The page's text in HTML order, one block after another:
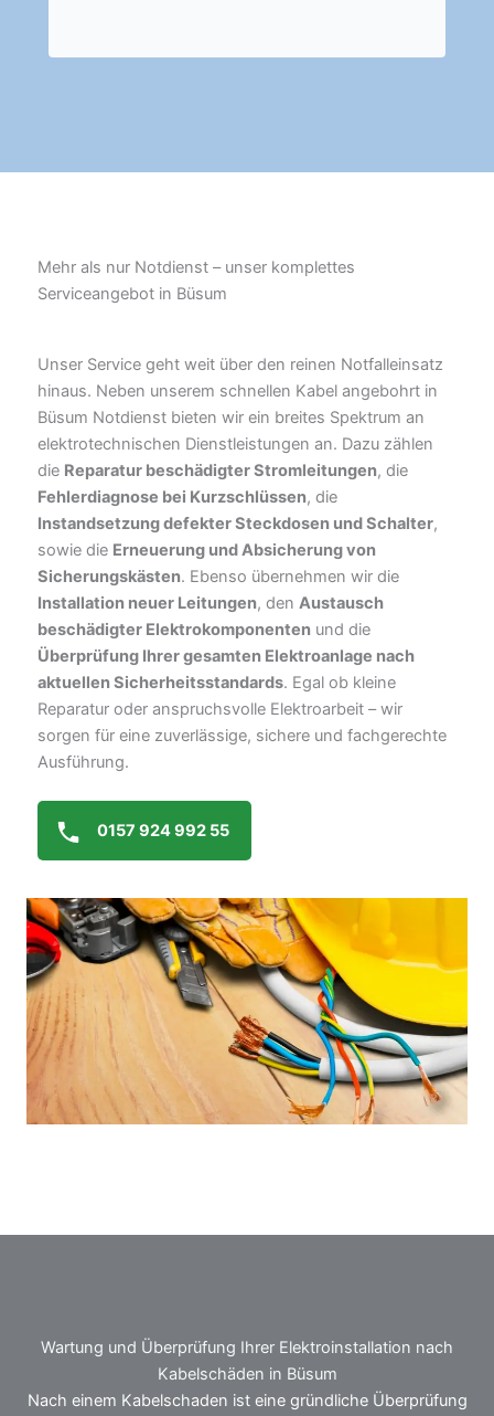
Mehr als nur Notdienst – unser komplettes
Serviceangebot in Büsum
Unser Service geht weit über den reinen Notfalleinsatz
hinaus. Neben unserem schnellen Kabel angebohrt in
Büsum Notdienst bieten wir ein breites Spektrum an
elektrotechnischen Dienstleistungen an. Dazu zählen
die Reparatur beschädigter Stromleitungen, die
Fehlerdiagnose bei Kurzschlüssen, die
Instandsetzung defekter Steckdosen und Schalter,
sowie die Erneuerung und Absicherung von
Sicherungskästen. Ebenso übernehmen wir die
Installation neuer Leitungen, den Austausch
beschädigter Elektrokomponenten und die
Überprüfung Ihrer gesamten Elektroanlage nach
aktuellen Sicherheitsstandards. Egal ob kleine
Reparatur oder anspruchsvolle Elektroarbeit – wir
sorgen für eine zuverlässige, sichere und fachgerechte
Ausführung.
0157 924 992 55
Wartung und Überprüfung Ihrer Elektroinstallation nach
Kabelschäden in Büsum
Nach einem Kabelschaden ist eine gründliche Überprüfung